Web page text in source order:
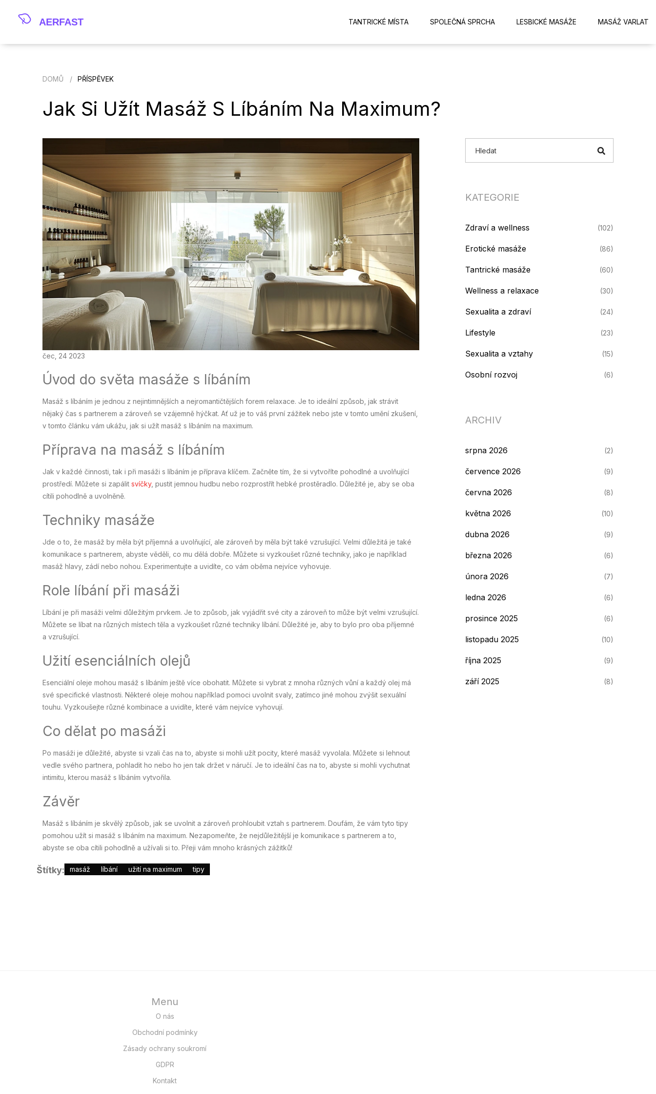
TANTRICKÉ MÍSTA SPOLEČNÁ SPRCHA LESBICKÉ MASÁŽE MASÁŽ VARLAT
DOMŮ PŘÍSPĚVEK
Jak Si Užít Masáž S Líbáním Na Maximum?
čec, 24 2023
Úvod do světa masáže s líbáním
Masáž s líbáním je jednou z nejintimnějších a nejromantičtějších forem relaxace. Je to ideální způsob, jak strávit
nějaký čas s partnerem a zároveň se vzájemně hýčkat. Ať už je to váš první zážitek nebo jste v tomto umění zkušení,
v tomto článku vám ukážu, jak si užít masáž s líbáním na maximum.
Příprava na masáž s líbáním
Jak v každé činnosti, tak i při masáži s líbáním je příprava klíčem. Začněte tím, že si vytvoříte pohodlné a uvolňující
prostředí. Můžete si zapálit svíčky, pustit jemnou hudbu nebo rozprostřít hebké prostěradlo. Důležité je, aby se oba
cítili pohodlně a uvolněně.
Techniky masáže
Jde o to, že masáž by měla být příjemná a uvolňující, ale zároveň by měla být také vzrušující. Velmi důležitá je také
komunikace s partnerem, abyste věděli, co mu dělá dobře. Můžete si vyzkoušet různé techniky, jako je například
masáž hlavy, zádí nebo nohou. Experimentujte a uvidíte, co vám oběma nejvíce vyhovuje.
Role líbání při masáži
Líbání je při masáži velmi důležitým prvkem. Je to způsob, jak vyjádřit své city a zároveň to může být velmi vzrušující.
Můžete se líbat na různých místech těla a vyzkoušet různé techniky líbání. Důležité je, aby to bylo pro oba příjemné
a vzrušující.
Užití esenciálních olejů
Esenciální oleje mohou masáž s líbáním ještě více obohatit. Můžete si vybrat z mnoha různých vůní a každý olej má
své specifické vlastnosti. Některé oleje mohou například pomoci uvolnit svaly, zatímco jiné mohou zvýšit sexuální
touhu. Vyzkoušejte různé kombinace a uvidíte, které vám nejvíce vyhovují.
Co dělat po masáži
Po masáži je důležité, abyste si vzali čas na to, abyste si mohli užít pocity, které masáž vyvolala. Můžete si lehnout
vedle svého partnera, pohladit ho nebo ho jen tak držet v náručí. Je to ideální čas na to, abyste si mohli vychutnat
intimitu, kterou masáž s líbáním vytvořila.
Závěr
Masáž s líbáním je skvělý způsob, jak se uvolnit a zároveň prohloubit vztah s partnerem. Doufám, že vám tyto tipy
pomohou užít si masáž s líbáním na maximum. Nezapomeňte, že nejdůležitější je komunikace s partnerem a to,
abyste se oba cítili pohodlně a užívali si to. Přeji vám mnoho krásných zážitků!
Štítky: masáž líbání užití na maximum tipy
KATEGORIE
Zdraví a wellness (102)
Erotické masáže (86)
Tantrické masáže (60)
Wellness a relaxace (30)
Sexualita a zdraví (24)
Lifestyle (23)
Sexualita a vztahy (15)
Osobní rozvoj (6)
ARCHIV
srpna 2026 (2)
července 2026 (9)
června 2026 (8)
května 2026 (10)
dubna 2026 (9)
března 2026 (6)
února 2026 (7)
ledna 2026 (6)
prosince 2025 (6)
listopadu 2025 (10)
října 2025 (9)
září 2025 (8)
Menu
O nás
Obchodní podmínky
Zásady ochrany soukromí
GDPR
Kontakt